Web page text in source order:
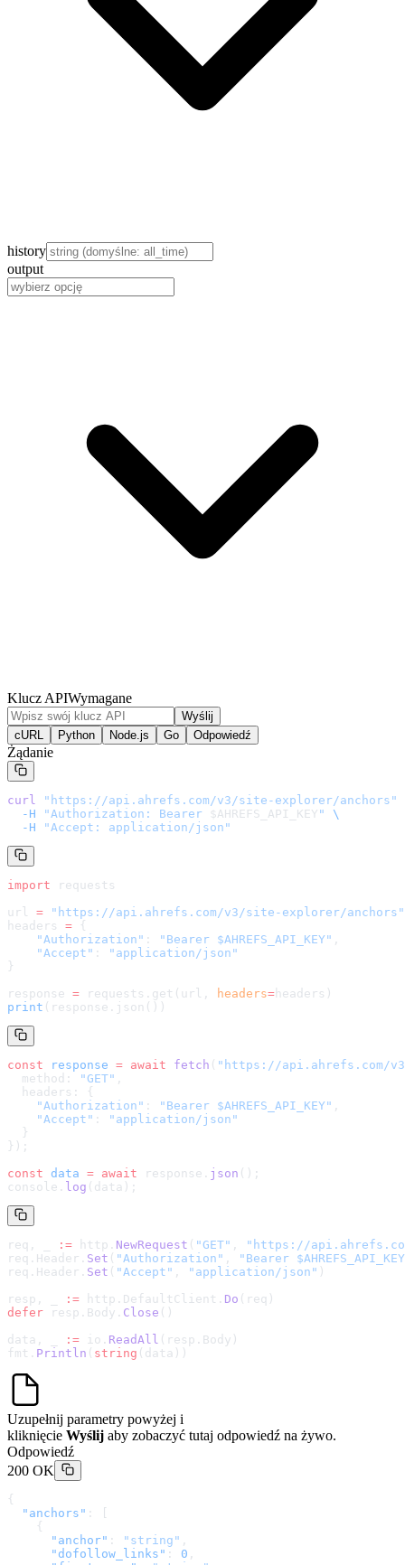
history
output
Klucz APIWymagane
Wyślij
cURL
Python Node.js Go Odpowiedź
Żądanie
curl " https://api.ahrefs.com/v3/site-explorer/anchors "
  -H
"Authorization: Bearer $AHREFS_API_KEY "
\
  -H
"Accept: application/json"
import requests
url = " https://api.ahrefs.com/v3/site-explorer/anchors "
headers = {
    "Authorization"
: "Bearer $AHREFS_API_KEY" ,
    "Accept"
:
"application/json"
}
response = requests.get(url, headers= headers )
print (response.json())
const response = await fetch ( " https://api.ahrefs.com/
  method:
"GET" ,
  headers: {
    "Authorization"
: "Bearer $AHREFS_API_KEY" ,
    "Accept"
:
"application/json"
  }
});
const data = await response. json ();
console. log (data);
req, _ := http. NewRequest ( "GET" , " https://
req.Header. Set ( "Authorization" ,
"Bearer
req.Header. Set ( "Accept" , "application/json" )
resp, _
:= http.DefaultClient. Do (req)
defer resp.Body. Close ()
data, _
:= io. ReadAll (resp.Body)
fmt. Println ( string (data))
Uzupełnij parametry powyżej i
kliknięcie Wyślij aby zobaczyć tutaj odpowiedź na żywo.
Odpowiedź
200 OK
{
  "anchors"
: [
    {
      "anchor"
: "string" ,
      "dofollow_links"
: 0 ,